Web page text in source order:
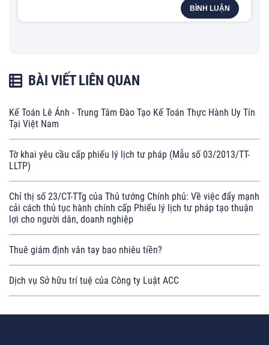
BÌNH LUẬN
BÀI VIẾT LIÊN QUAN
Kế Toán Lê Ánh - Trung Tâm Đào Tạo Kế Toán Thực Hành Uy Tín
Tại Việt Nam
Tờ khai yêu cầu cấp phiếu lý lịch tư pháp (Mẫu số 03/2013/TT-
LLTP)
Chỉ thị số 23/CT-TTg của Thủ tướng Chính phủ: Về việc đẩy mạnh
cải cách thủ tục hành chính cấp Phiếu lý lịch tư pháp tạo thuận
lợi cho người dân, doanh nghiệp
Thuê giám định vân tay bao nhiêu tiền?
Dịch vụ Sở hữu trí tuệ của Công ty Luật ACC